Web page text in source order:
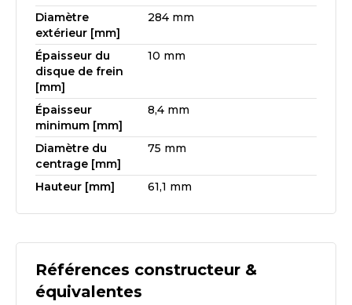
Diamètre
extérieur [mm]
284 mm
Épaisseur du
disque de frein
[mm]
10 mm
Épaisseur
minimum [mm]
8,4 mm
Diamètre du
centrage [mm]
75 mm
Hauteur [mm] 61,1 mm
Références constructeur &
équivalentes